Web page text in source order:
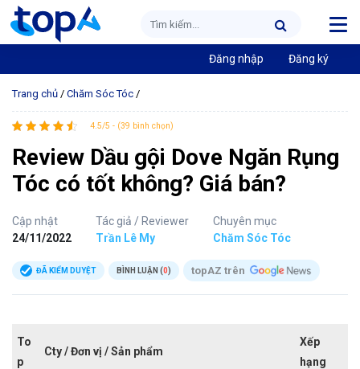
Đăng nhập Đăng ký
Trang chủ / Chăm Sóc Tóc /
4.5/5 - (39 bình chọn)
Review Dầu gội Dove Ngăn Rụng
Tóc có tốt không? Giá bán?
Cập nhật
24/11/2022
Tác giả / Reviewer
Trần Lê My
Chuyên mục
Chăm Sóc Tóc
ĐÃ KIỂM DUYỆT BÌNH LUẬN (0) topAZ trên
To
p
Cty / Đơn vị / Sản phẩm
Xếp
hạng